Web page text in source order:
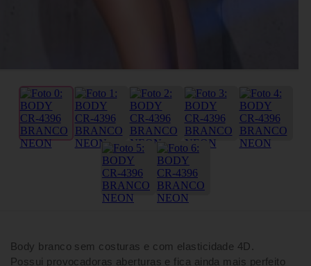
Body branco sem costuras e com elasticidade 4D.
Possui provocadoras aberturas e fica ainda mais perfeito